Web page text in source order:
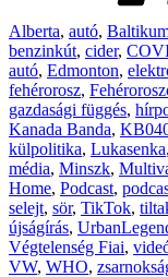
Alberta, autó,
benzinkút, cider,
autó, Edmonton,
fehérorosz,
gazdasági függés,
Kanada Banda,
külpolitika, Lukasenka,
média, Minszk,
Home, Podcast,
selejt, sör, TikTok,
újságírás,
Végtelenség Fiai,
VW, WHO,